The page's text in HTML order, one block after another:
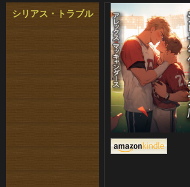
シリアス・トラブル